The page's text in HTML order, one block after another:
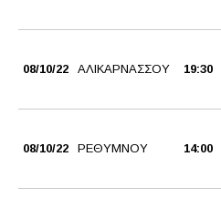
08/10/22 ΑΛΙΚΑΡΝΑΣΣΟΥ 19:30
08/10/22 ΡΕΘΥΜΝΟΥ 14:00